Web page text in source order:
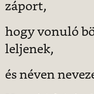
záport,
hogy vonuló
leljenek,
és néven